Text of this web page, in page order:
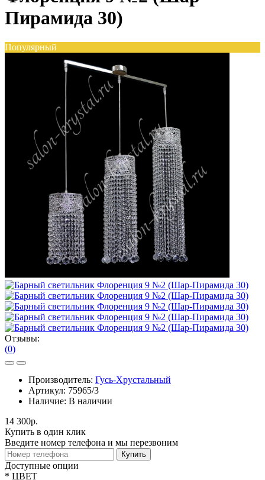
Пирамида 30)
Популярный
Отзывы:
(0)
Производитель: Гусь-Хрустальный
Артикул: 75965/3
Наличие: В наличии
14 300р.
Купить в один клик
Введите номер телефона и мы перезвоним
Купить
Доступные опции
* ЦВЕТ